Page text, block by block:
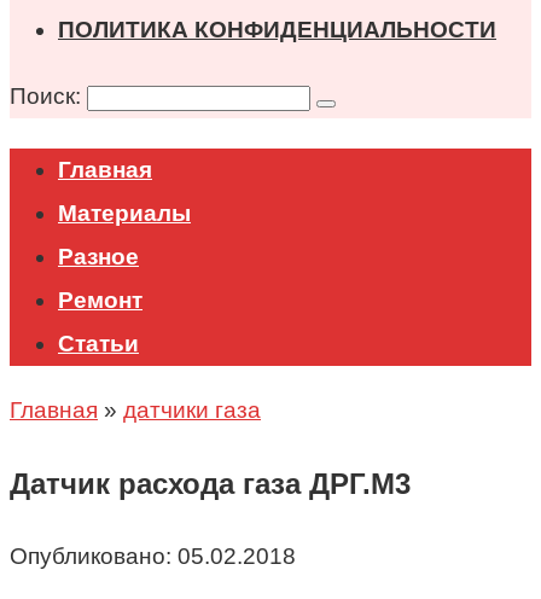
ПОЛИТИКА КОНФИДЕНЦИАЛЬНОСТИ
Поиск:
Главная
Материалы
Разное
Ремонт
Статьи
Главная » датчики газа
Датчик расхода газа ДРГ.М3
Опубликовано: 05.02.2018